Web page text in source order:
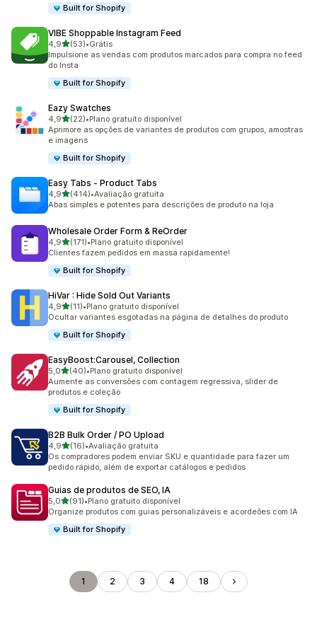
Built for Shopify
VIBE Shoppable Instagram Feed
4,9de 5 estrelas
(53)
53 avaliações ao todo
•Grátis
Impulsione as vendas com produtos marcados para compra no feed
do Insta
Built for Shopify
Eazy Swatches
4,9de 5 estrelas
(22)
22 avaliações ao todo
•Plano gratuito disponível
Aprimore as opções de variantes de produtos com grupos, amostras
e imagens
Built for Shopify
Easy Tabs ‑ Product Tabs
4,9de 5 estrelas
(414)
414 avaliações ao todo
•Avaliação gratuita
Abas simples e potentes para descrições de produto na loja
Wholesale Order Form & ReOrder
4,9de 5 estrelas
(171)
171 avaliações ao todo
•Plano gratuito disponível
Clientes fazem pedidos em massa rapidamente!
Built for Shopify
HiVar : Hide Sold Out Variants
4,9de 5 estrelas
(11)
11 avaliações ao todo
•Plano gratuito disponível
Ocultar variantes esgotadas na página de detalhes do produto
Built for Shopify
EasyBoost:Carousel, Collection
5,0de 5 estrelas
(40)
40 avaliações ao todo
•Plano gratuito disponível
Aumente as conversões com contagem regressiva, slider de
produtos e coleção
Built for Shopify
B2B Bulk Order / PO Upload
4,9de 5 estrelas
(16)
16 avaliações ao todo
•Avaliação gratuita
Os compradores podem enviar SKU e quantidade para fazer um
pedido rápido, além de exportar catálogos e pedidos
Guias de produtos de SEO, IA
5,0de 5 estrelas
(91)
91 avaliações ao todo
•Plano gratuito disponível
Organize produtos com guias personalizáveis e acordeões com IA
Built for Shopify
1 2 3 4 18